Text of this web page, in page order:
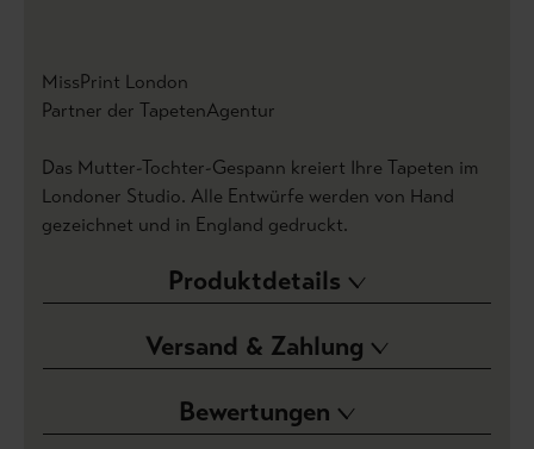
MissPrint London
Partner der TapetenAgentur
Das Mutter-Tochter-Gespann kreiert Ihre Tapeten im
Londoner Studio. Alle Entwürfe werden von Hand
gezeichnet und in England gedruckt.
Produktdetails
Versand & Zahlung
Bewertungen